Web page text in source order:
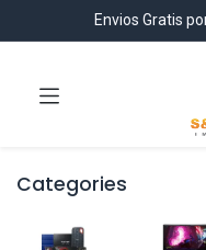
Envios Gratis
Categories